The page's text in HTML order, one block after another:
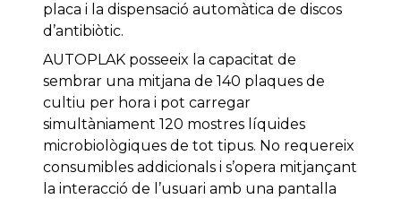
placa i la dispensació automàtica de discos
d’antibiòtic.
AUTOPLAK posseeix la capacitat de
sembrar una mitjana de 140 plaques de
cultiu per hora i pot carregar
simultàniament 120 mostres líquides
microbiològiques de tot tipus. No requereix
consumibles addicionals i s’opera mitjançant
la interacció de l’usuari amb una pantalla